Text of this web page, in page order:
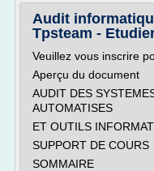
Audit
Tpsteam -
Veuillez vous inscrire
Aperçu du document
AUDIT DES
AUTOMATISES
ET OUTILS
SUPPORT DE COURS
SOMMAIRE